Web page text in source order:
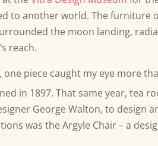
to another world.The furniture
the moon landing,
reach.
piece caught my eye more
in 1897. That same year, tea
George Walton, to design
was the Argyle Chair – a